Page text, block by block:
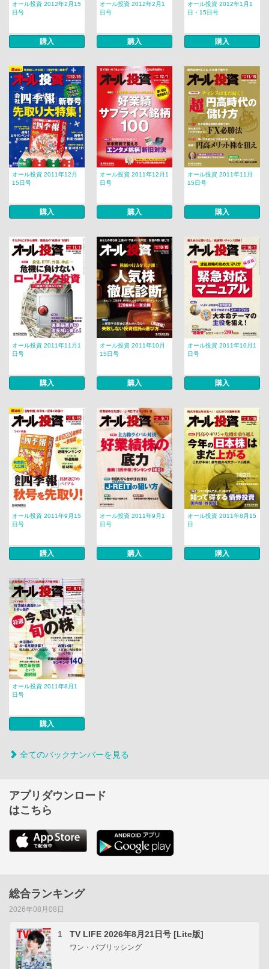
オール投資 2012年2月15
日号
購入
オール投資 2012年2月1
日号
購入
オール投資 2012年1月1
日・15日号
購入
オール投資 2011年12月
15日号
購入
オール投資 2011年12月1
日号
購入
オール投資 2011年11月
15日号
購入
オール投資 2011年11月1
日号
購入
オール投資 2011年10月
15日号
購入
オール投資 2011年10月1
日号
購入
オール投資 2011年9月15
日号
購入
オール投資 2011年9月1
日号
購入
オール投資 2011年8月15
日
購入
オール投資 2011年8月1
日号
購入
全てのバックナンバーを見る
アプリダウンロード
はこちら
総合ランキング
2026年08月08日
1 TV LIFE 2026年8月21日号 [Lite版]
ワン・パブリッシング